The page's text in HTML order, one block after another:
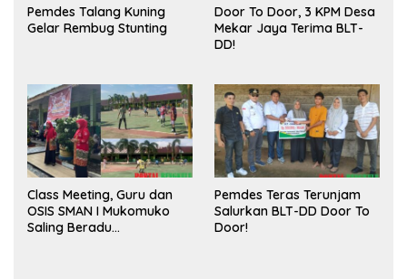
Pemdes Talang Kuning
Gelar Rembug Stunting
Door To Door, 3 KPM Desa
Mekar Jaya Terima BLT-
DD!
Class Meeting, Guru dan
OSIS SMAN I Mukomuko
Saling Beradu
Pemdes Teras Terunjam
Salurkan BLT-DD Door To
Door!